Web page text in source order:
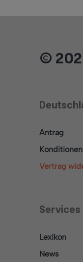
©
Antrag
Konditionen
Vertrag
Services
Lexikon
News